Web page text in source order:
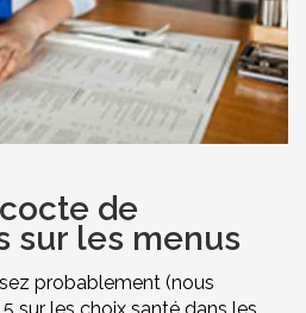
de
sur les menus
probablement (nous